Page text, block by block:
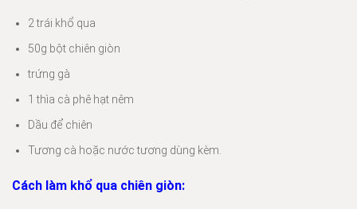
2 trái khổ qua
50g bột chiên giòn
trứng gà
1 thìa cà phê hạt nêm
Dầu để chiên
Tương cà hoặc nước tương dùng kèm.
Cách làm khổ qua chiên giòn: